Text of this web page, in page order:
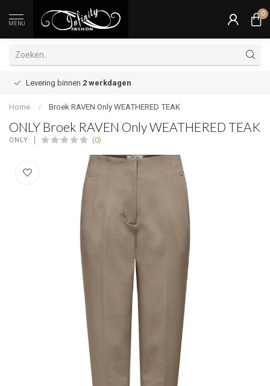
MENU
0
Levering binnen 2 werkdagen
Home / Broek RAVEN Only WEATHERED TEAK
ONLY Broek RAVEN Only WEATHERED TEAK
ONLY (0)